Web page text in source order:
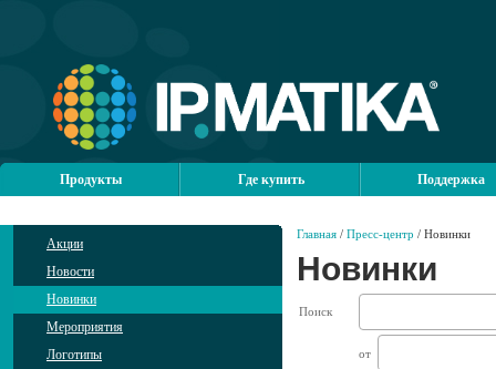
Продукты Где купить Поддержка
Акции
Новости
Новинки
Мероприятия
Логотипы
Главная / Пресс-центр / Новинки
Новинки
Поиск
от